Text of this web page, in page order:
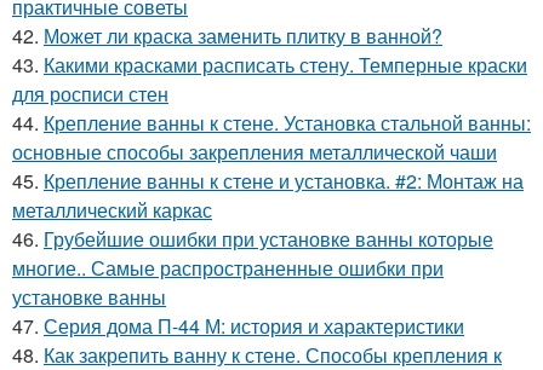
практичные советы
42. Может ли краска заменить плитку в ванной?
43. Какими красками расписать стену. Темперные краски
для росписи стен
44. Крепление ванны к стене. Установка стальной ванны:
основные способы закрепления металлической чаши
45. Крепление ванны к стене и установка. #2: Монтаж на
металлический каркас
46. Грубейшие ошибки при установке ванны которые
многие.. Самые распространенные ошибки при
установке ванны
47. Серия дома П-44 М: история и характеристики
48. Как закрепить ванну к стене. Способы крепления к